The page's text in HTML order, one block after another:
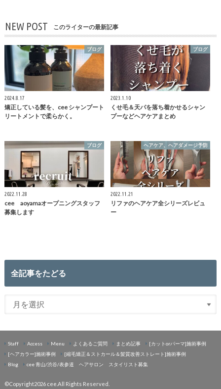
NEW POST このライターの最新記事
ブログ
2024.8.17
矯正している髪を、cee シャンプート
リートメントで柔らかく。
ブログ
2023.1.10
くせ毛＆天パを落ち着かせるシャン
プーなどヘアケアまとめ
ブログ
2022.11.28
cee aoyamaオープニングスタッフ
募集します
ヘアケア、ヘアダメージ予防
2022.11.21
リファのヘアケア全シリーズレビュ
ー
全記事をたどる
Staff Access Menu よくあるご質問 まとめ記事
[カットorパーマ]施術事例
[ヘアカラー]施術事例
[縮毛矯正＆ストカール＆髪質改善ストレート]施術事例
Blog
cee 青山/渋谷/表参道 ヘアサロン スタイリスト募集
©Copyright2026 cee .All Rights Reserved.